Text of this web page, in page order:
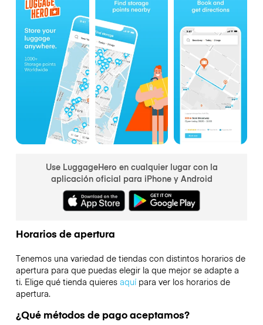
Use LuggageHero en cualquier lugar con la
aplicación oficial para iPhone y Android
Horarios de apertura
Tenemos una variedad de tiendas con distintos horarios de
apertura para que puedas elegir la que mejor se adapte a
ti. Elige qué tienda quieres aquípara ver los horarios de
apertura.
¿Qué métodos de pago aceptamos?